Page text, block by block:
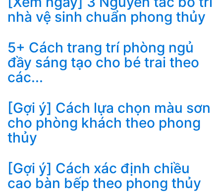
nhà vệ sinh chuẩn phong thủy
5+ Cách trang trí phòng ngủ
đầy sáng tạo cho bé trai theo
các...
[Gợi ý] Cách lựa chọn màu sơn
cho phòng khách theo phong
thủy
[Gợi ý] Cách xác định chiều
cao bàn bếp theo phong thủy